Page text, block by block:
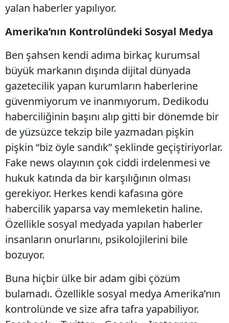
yalan haberler yapılıyor.
Amerika’nın Kontrolündeki Sosyal Medya
Ben şahsen kendi adıma birkaç kurumsal
büyük markanın dışında dijital dünyada
gazetecilik yapan kurumların haberlerine
güvenmiyorum ve inanmıyorum. Dedikodu
haberciliğinin başını alıp gitti bir dönemde bir
de yüzsüzce tekzip bile yazmadan pişkin
pişkin “biz öyle sandık” şeklinde geçiştiriyorlar.
Fake news olayının çok ciddi irdelenmesi ve
hukuk katında da bir karşılığının olması
gerekiyor. Herkes kendi kafasına göre
habercilik yaparsa vay memleketin haline.
Özellikle sosyal medyada yapılan haberler
insanların onurlarını, psikolojilerini bile
bozuyor.
Buna hiçbir ülke bir adam gibi çözüm
bulamadı. Özellikle sosyal medya Amerika’nın
kontrolünde ve size afra tafra yapabiliyor.